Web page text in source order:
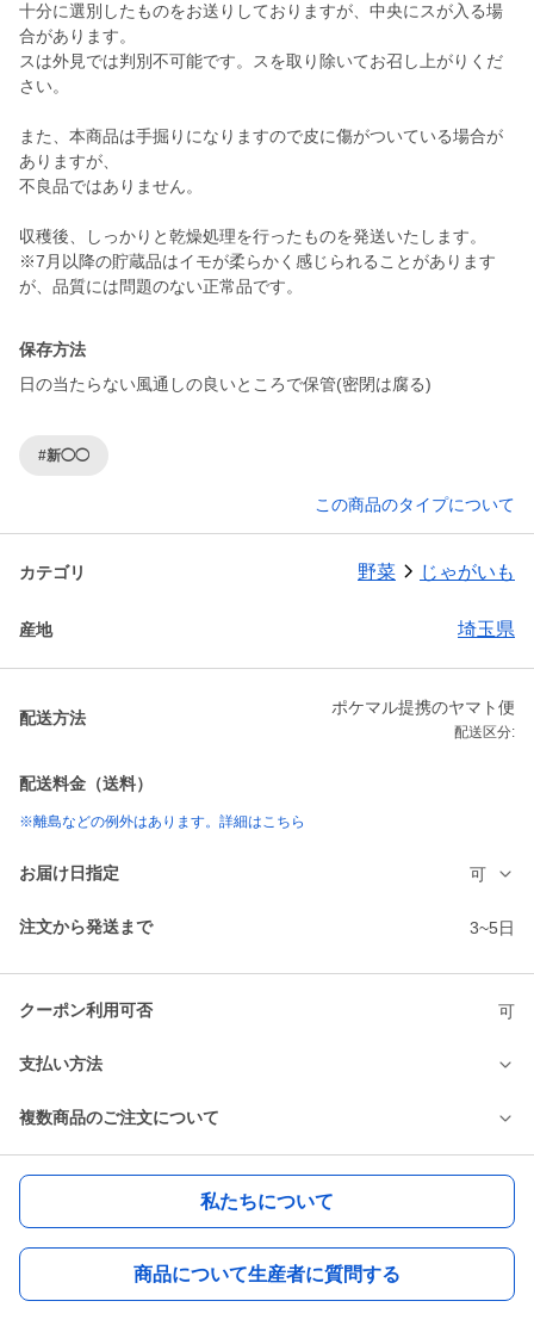
十分に選別したものをお送りしておりますが、中央にスが入る場
合があります。
スは外見では判別不可能です。スを取り除いてお召し上がりくだ
さい。
また、本商品は手掘りになりますので皮に傷がついている場合が
ありますが、
不良品ではありません。
収穫後、しっかりと乾燥処理を行ったものを発送いたします。
※7月以降の貯蔵品はイモが柔らかく感じられることがあります
が、品質には問題のない正常品です。
保存方法
日の当たらない風通しの良いところで保管(密閉は腐る)
#新◯◯
この商品のタイプについて
カテゴリ 野菜 じゃがいも
産地 埼玉県
配送方法
ポケマル提携のヤマト便
配送区分:
配送料金（送料）
※離島などの例外はあります。詳細はこちら
お届け日指定 可
注文から発送まで 3~5日
クーポン利用可否 可
支払い方法
複数商品のご注文について
私たちについて
商品について生産者に質問する